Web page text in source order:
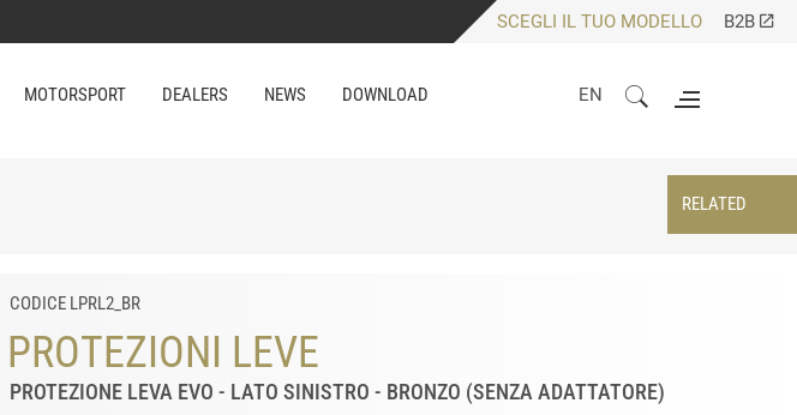
SCEGLI IL TUO MODELLO B2B
MOTORSPORT DEALERS NEWS DOWNLOAD EN
RELATED
CODICE LPRL2_BR
PROTEZIONI LEVE
PROTEZIONE LEVA EVO - LATO SINISTRO - BRONZO (SENZA ADATTATORE)